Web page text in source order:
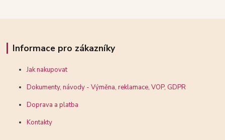
Informace pro zákazníky
Jak nakupovat
Dokumenty, návody - Výměna, reklamace, VOP, GDPR
Doprava a platba
Kontakty